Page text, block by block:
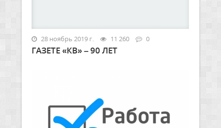
28 ноябрь 2019 г. 11 260 0
ГАЗЕТЕ «КВ» – 90 ЛЕТ